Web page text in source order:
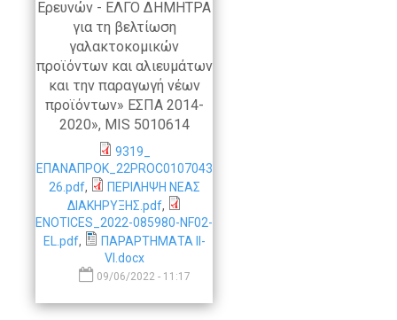
Ερευνών - ΕΛΓΟ ΔΗΜΗΤΡΑ
για τη βελτίωση
γαλακτοκομικών
προϊόντων και αλιευμάτων
και την παραγωγή νέων
προϊόντων» ΕΣΠΑ 2014-
2020», MIS 5010614
9319_
ΕΠΑΝΑΠΡΟΚ_22PROC0107043
26.pdf,
ΠΕΡΙΛΗΨΗ ΝΕΑΣ
ΔΙΑΚΗΡΥΞΗΣ.pdf,
ENOTICES_2022-085980-NF02-
EL.pdf,
ΠΑΡΑΡΤΗΜΑΤΑ II-
VI.docx
09/06/2022 - 11:17